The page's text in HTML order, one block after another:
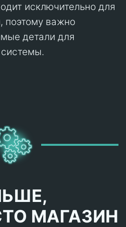
исключительно для
поэтому важно
детали для
МАГАЗИН